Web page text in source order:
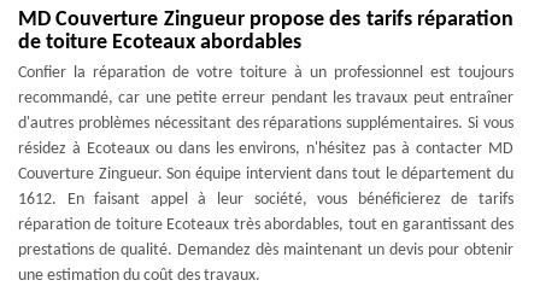
MD Couverture Zingueur propose des tarifs réparation
de toiture Ecoteaux abordables
Confier la réparation de votre toiture à un professionnel est toujours
recommandé, car une petite erreur pendant les travaux peut entraîner
d'autres problèmes nécessitant des réparations supplémentaires. Si vous
résidez à Ecoteaux ou dans les environs, n'hésitez pas à contacter MD
Couverture Zingueur. Son équipe intervient dans tout le département du
1612. En faisant appel à leur société, vous bénéficierez de tarifs
réparation de toiture Ecoteaux très abordables, tout en garantissant des
prestations de qualité. Demandez dès maintenant un devis pour obtenir
une estimation du coût des travaux.